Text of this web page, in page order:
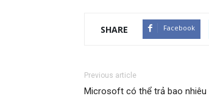
SHARE Facebook
Previous article
Microsoft có thể trả bao nhiêu